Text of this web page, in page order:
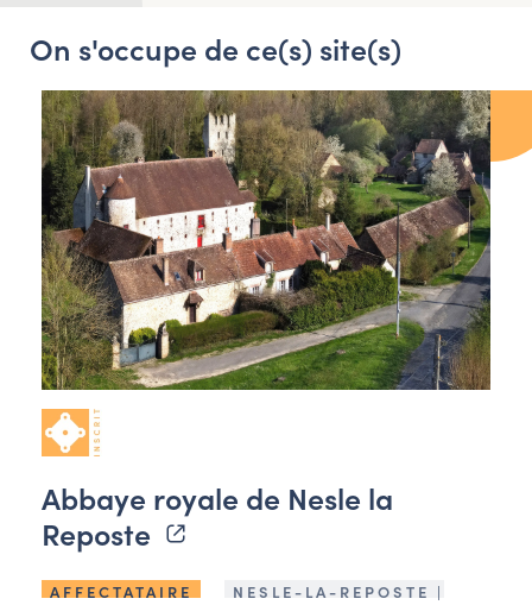
On s'occupe de ce(s) site(s)
Abbaye royale de Nesle la
Reposte
AFFECTATAIRE
NESLE-LA-REPOSTE |